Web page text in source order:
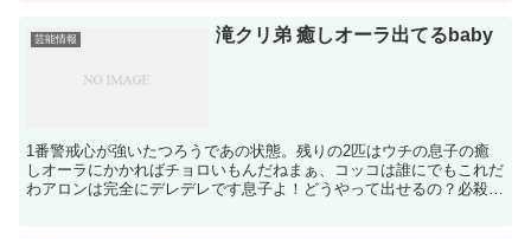
芸能情報 滝クリ弟 癒しオーラ出てるbaby
1番警戒心が強いたつろうであの状態。残りの2匹はウチの息子の癒
しオーラにかかればチョロいもんだねまぁ、コッコは誰にでもこれだ
わアロンは完全にデレデレです息子よ！どうやって出せるの？必殺の